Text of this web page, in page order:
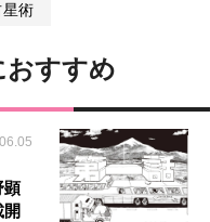
術
おすすめ
顕